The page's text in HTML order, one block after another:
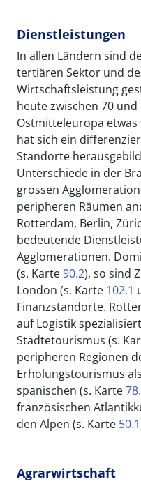
Dienstleistungen
In allen Ländern sind
tertiären Sektor und
Wirtschaftsleistung
heute zwischen 70
Ostmitteleuropa
hat sich ein
Standorte
Unterschiede in der
grossen
peripheren Räumen
Rotterdam, Berlin,
bedeutende
Agglomerationen.
(s. Karte90.2), so sind
London (s. Karte 102.1
Finanzstandorte.
auf Logistik
Städtetourismus (s.
peripheren Regionen
Erholungstourismus
spanischen (s. Karte
französischen
den Alpen (s. Karte 50.1
Agrarwirtschaft